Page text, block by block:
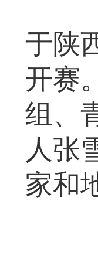
5
于陕
开赛
组、
人张
家和
新